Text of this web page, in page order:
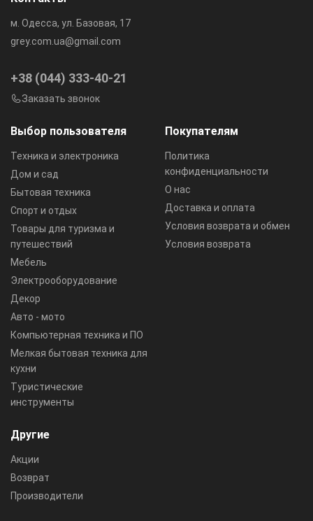
Выбор пользователя
Техника и электроника
Дом и сад
Бытовая техника
Спорт и отдых
Товары для туризма и
путешествий
Мебель
Электрооборудование
Декор
Авто - мото
Компьютерная техника и ПО
Мелкая бытовая техника для
кухни
Туристические
инструменты
Покупателям
Политика
конфиденциальности
О нас
Доставка и оплата
Условия возврата и обмен
Условия возврата
Другие
Акции
Возврат
Производители
м. Одесса, ул. Базовая, 17
grey.com.ua@gmail.com
+38 (044) 333-40-21
Заказать звонок